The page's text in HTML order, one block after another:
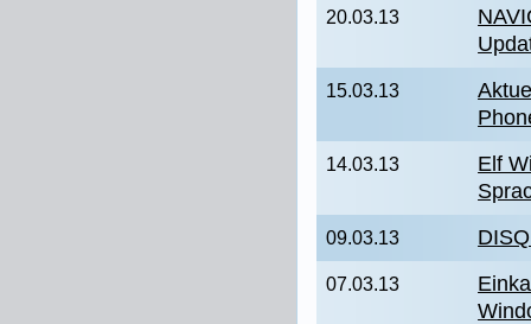
20.03.13
15.03.13
14.03.13
Elf
09.03.13
07.03.13